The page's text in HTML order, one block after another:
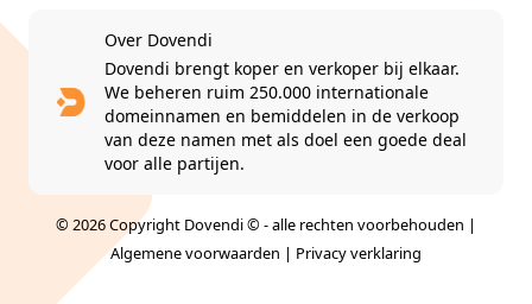
Over Dovendi
Dovendi brengt koper en verkoper bij elkaar.
We beheren ruim 250.000 internationale
domeinnamen en bemiddelen in de verkoop
van deze namen met als doel een goede deal
voor alle partijen.
© 2026 Copyright Dovendi © - alle rechten voorbehouden |
Algemene voorwaarden | Privacy verklaring